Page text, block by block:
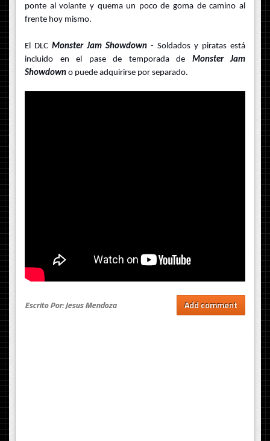
ponte al volante y quema un poco de goma de camino al
frente hoy mismo.
El DLC Monster Jam Showdown - Soldados y piratas está
incluido en el pase de temporada de Monster Jam
Showdown o puede adquirirse por separado.
Escrito Por: Jesus Mendoza Add comment